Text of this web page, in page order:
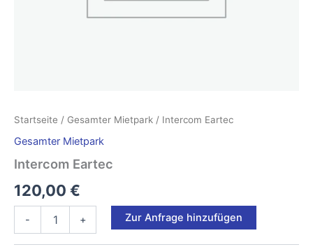
Startseite / Gesamter Mietpark / Intercom Eartec
Gesamter Mietpark
Intercom Eartec
120,00 €
- + Zur Anfrage hinzufügen